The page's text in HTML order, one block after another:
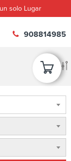
solo Lugar
908814985